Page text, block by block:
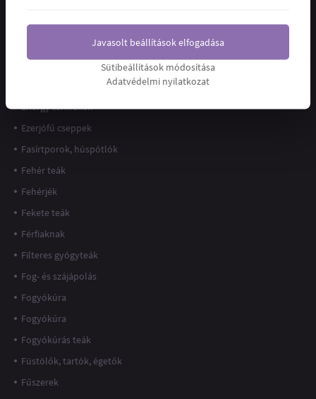
Édességek
Emésztőrendszer
Energizálók, NO fokozók
Energy termékek
Ezerjófű cseppek
Fasírtporok, húspótlók
Fehér teák
Fehérjék
Fekete teák
Férfiaknak
Filteres gyógyteák
Fog- és szájápolás
Fogyókúra
Fogyókúra
Fogyókúrás teák
Füstölők, tartók, égetők
Fűszerek
Javasolt beállítások elfogadása
Sütibeállítások módosítása
Adatvédelmi nyilatkozat